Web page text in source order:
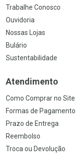
Trabalhe Conosco
Ouvidoria
Nossas Lojas
Bulário
Sustentabilidade
Atendimento
Como Comprar no Site
Formas de Pagamento
Prazo de Entrega
Reembolso
Troca ou Devolução